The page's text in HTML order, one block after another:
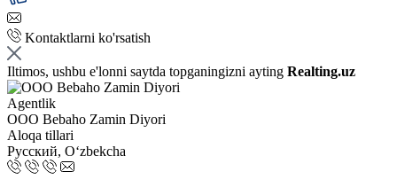
Kontaktlarni ko'rsatish
Iltimos, ushbu e'lonni saytda topganingizni ayting Realting.uz
Agentlik
OOO Bebaho Zamin Diyori
Aloqa tillari
Русский, Oʻzbekcha